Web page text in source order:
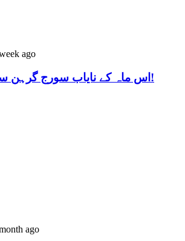
week ago
اس ماہ کے نایاب سورج گرہن سے متعلق بڑی خبر!
month ago